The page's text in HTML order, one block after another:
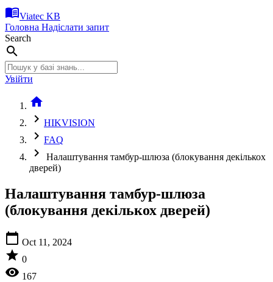
menu_bookViatec KB
Головна Надіслати запит
Search
search
Увійти
home
chevron_right HIKVISION
chevron_right FAQ
chevron_right
Налаштування тамбур-шлюза (блокування декількох
дверей)
Налаштування тамбур-шлюза
(блокування декількох дверей)
calendar_today Oct 11, 2024
star 0
visibility 167